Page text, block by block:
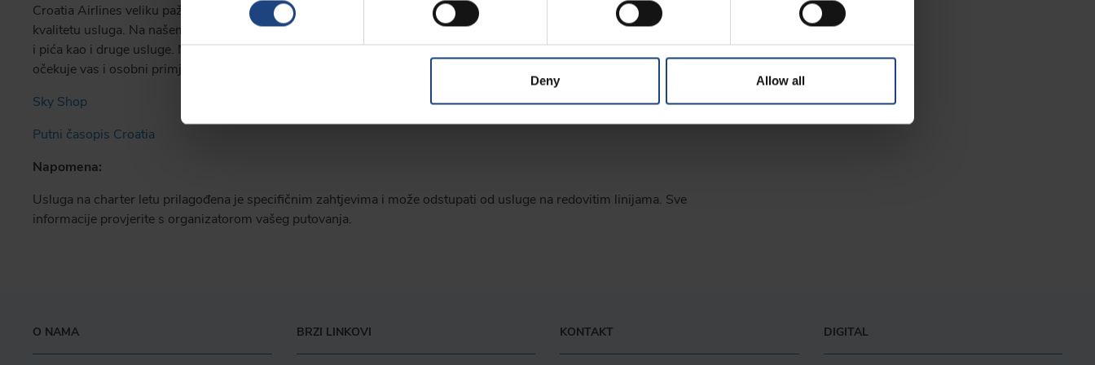
Deny Allow all
Croatia Airlines veliku pažnju posvećuje povjerenju i zadovoljstvu svojih putnika te kontinuirano unapređuje i razvija
kvalitetu usluga. Na našem charter letu, u skladu s vašim željama i mogućnostima, možemo organizirati ponudu hrane
i pića kao i druge usluge. Nudimo vam mogućnost kupnje reprezentativnih proizvoda na letu u našem Sky Shopu, a
očekuje vas i osobni primjerak našeg putnog časopisa CROATIA.
Sky Shop
Putni časopis Croatia
Napomena:
Usluga na charter letu prilagođena je specifičnim zahtjevima i može odstupati od usluge na redovitim linijama. Sve
informacije provjerite s organizatorom vašeg putovanja.
O NAMA BRZI LINKOVI KONTAKT DIGITAL